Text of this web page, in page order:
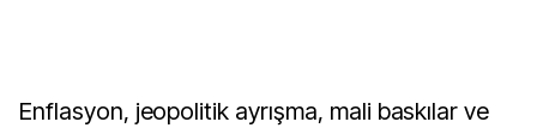
Enflasyon, jeopolitik ayrışma, mali baskılar ve